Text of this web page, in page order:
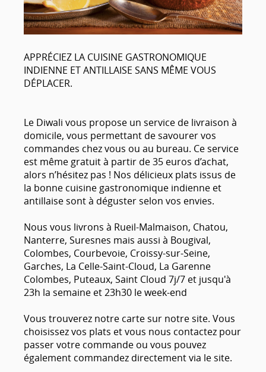
APPRÉCIEZ LA CUISINE GASTRONOMIQUE
INDIENNE ET ANTILLAISE SANS MÊME VOUS
DÉPLACER.
Le Diwali vous propose un service de livraison à
domicile, vous permettant de savourer vos
commandes chez vous ou au bureau. Ce service
est même gratuit à partir de 35 euros d’achat,
alors n’hésitez pas ! Nos délicieux plats issus de
la bonne cuisine gastronomique indienne et
antillaise sont à déguster selon vos envies.
Nous vous livrons à Rueil-Malmaison, Chatou,
Nanterre, Suresnes mais aussi à Bougival,
Colombes, Courbevoie, Croissy-sur-Seine,
Garches, La Celle-Saint-Cloud, La Garenne
Colombes, Puteaux, Saint Cloud 7j/7 et jusqu'à
23h la semaine et 23h30 le week-end
Vous trouverez notre carte sur notre site. Vous
choisissez vos plats et vous nous contactez pour
passer votre commande ou vous pouvez
également commandez directement via le site.